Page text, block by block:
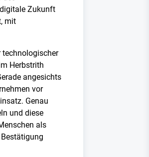
Zukunft
mit
technologischer
Herbstrith
angesichts
vor
Genau
und diese
als